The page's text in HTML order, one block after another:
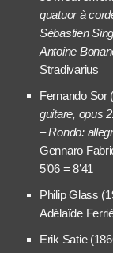
quatuor à
Sébastien
Antoine
Stradivarius
Fernando Sor
guitare, opus
– Rondo:
Gennaro
5’06 = 8’41
Philip Glass
Adélaïde
Erik Satie